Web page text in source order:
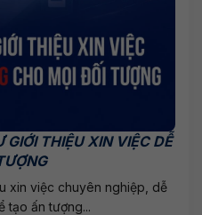
THIỆU XIN VIỆC DỄ
xin việc chuyên nghiệp, dễ
tạo ấn tượng...